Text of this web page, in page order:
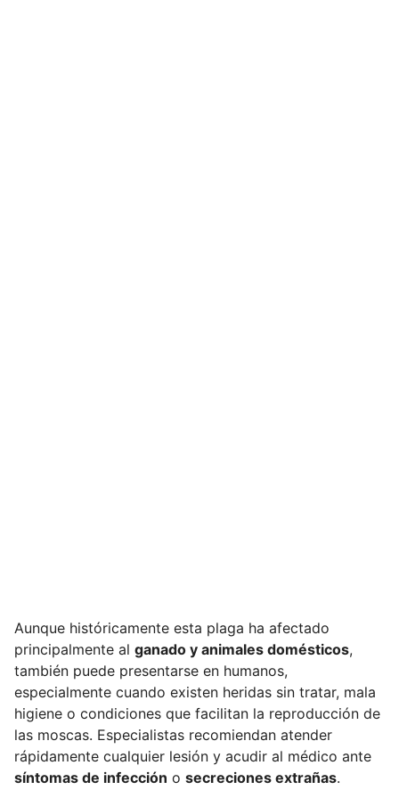
Aunque históricamente esta plaga ha afectado
principalmente al ganado y animales domésticos,
también puede presentarse en humanos,
especialmente cuando existen heridas sin tratar, mala
higiene o condiciones que facilitan la reproducción de
las moscas. Especialistas recomiendan atender
rápidamente cualquier lesión y acudir al médico ante
síntomas de infección o secreciones extrañas.